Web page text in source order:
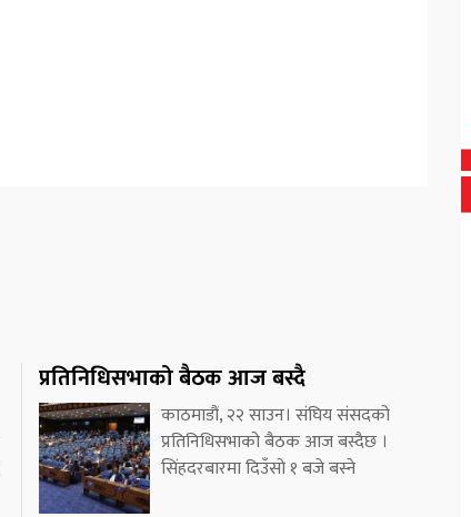
प्रतिनिधिसभाको बैठक आज बस्दै
काठमाडौं, २२ साउन। संघिय संसदको
प्रतिनिधिसभाको बैठक आज बस्दैछ ।
सिंहदरबारमा दिउँसो १ बजे बस्ने